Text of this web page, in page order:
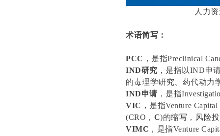
人力
术语简写：
PCC ，是指Preclinical
IND研究 ，是指以IND申
的毒理学研究、药代动力
IND申请，是指
VIC ，是指Venture Capital
(CRO， C)的缩写，风险
VIMC ，是指Venture